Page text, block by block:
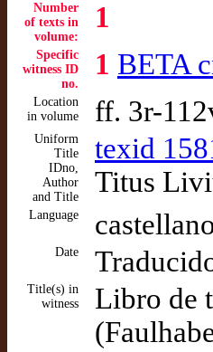
Number
of texts in
volume:
1
Specific
witness ID
no.
1 BETA
Location
in volume
ff. 3r-
Uniform
Title
IDno,
Author
and Title
texid
Titus
Language
Date
Title(s) in
witness
Libro de